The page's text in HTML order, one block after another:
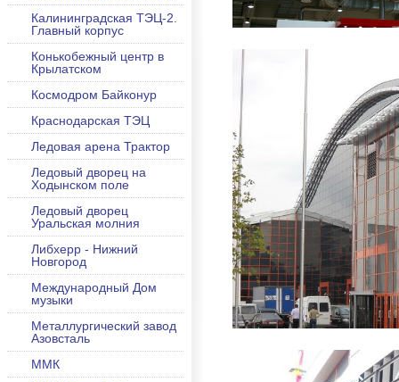
Калининградская ТЭЦ-2.
Главный корпус
Конькобежный центр в
Крылатском
Космодром Байконур
Краснодарская ТЭЦ
Ледовая арена Трактор
Ледовый дворец на
Ходынском поле
Ледовый дворец
Уральская молния
Либхерр - Нижний
Новгород
Международный Дом
музыки
Металлургический завод
Азовсталь
ММК